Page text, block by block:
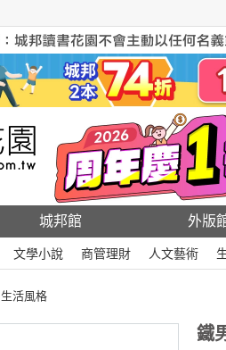
城邦館 外版
文學小說 商管理財 人文藝術
生活風格
鐵